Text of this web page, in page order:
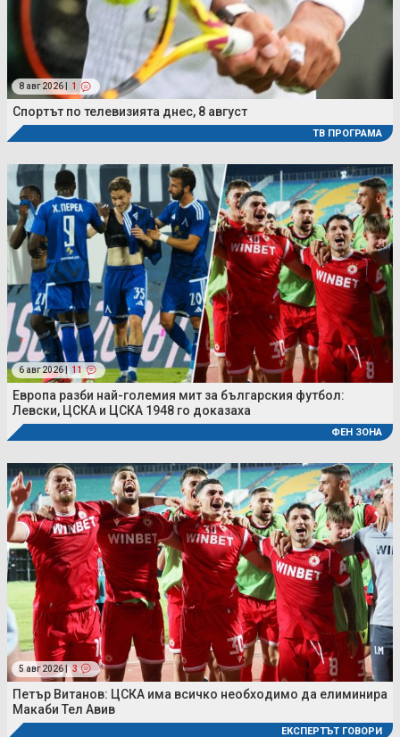
8 авг 2026 | 1
Спортът по телевизията днес, 8 август
ТВ ПРОГРАМА
6 авг 2026 | 11
Европа разби най-големия мит за българския футбол:
Левски, ЦСКА и ЦСКА 1948 го доказаха
ФЕН ЗОНА
5 авг 2026 | 3
Петър Витанов: ЦСКА има всичко необходимо да елиминира
Макаби Тел Авив
ЕКСПЕРТЪТ ГОВОРИ